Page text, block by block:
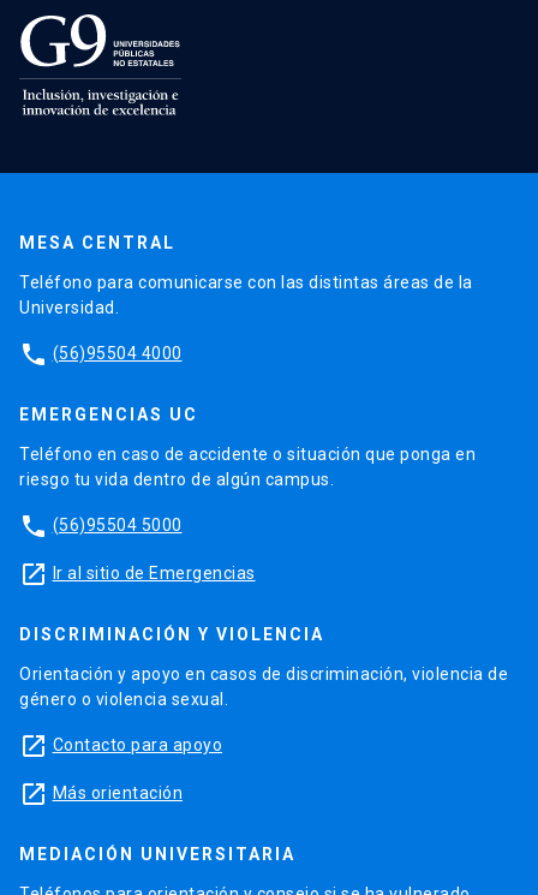
MESA CENTRAL
Teléfono para comunicarse con las distintas áreas de la
Universidad.
phone (56)95504 4000
EMERGENCIAS UC
Teléfono en caso de accidente o situación que ponga en
riesgo tu vida dentro de algún campus.
phone (56)95504 5000
launch Ir al sitio de Emergencias
DISCRIMINACIÓN Y VIOLENCIA
Orientación y apoyo en casos de discriminación, violencia de
género o violencia sexual.
launch Contacto para apoyo
launch Más orientación
MEDIACIÓN UNIVERSITARIA